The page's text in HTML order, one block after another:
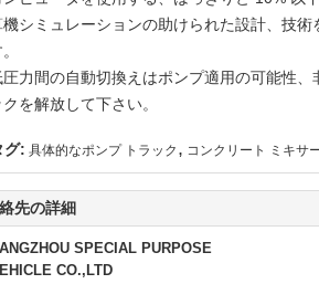
機シミュレーションの助けられた設計、技
圧力間の自動切換えはポンプ適用の可能性
クを解放して下さい。
グ: 具体的なポンプ トラック , コンクリート ミキサ
先の詳細
SPECIAL PURPOSE
CO.,LTD